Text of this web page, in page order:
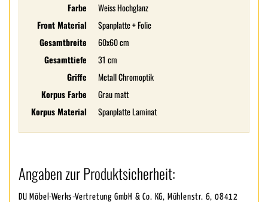
Farbe
Weiss Hochglanz
Front Material
Spanplatte + Folie
Gesamtbreite
60x60 cm
Gesamttiefe
31 cm
Griffe
Metall Chromoptik
Korpus Farbe
Grau matt
Korpus Material
Spanplatte Laminat
Angaben zur Produktsicherheit:
DU Möbel-Werks-Vertretung GmbH & Co. KG, Mühlenstr. 6, 08412